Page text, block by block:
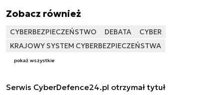
Zobacz również
CYBERBEZPIECZEŃSTWO DEBATA
CYBER
KRAJOWY SYSTEM CYBERBEZPIECZEŃSTWA
pokaż wszystkie
Serwis CyberDefence24.pl otrzymał tytuł